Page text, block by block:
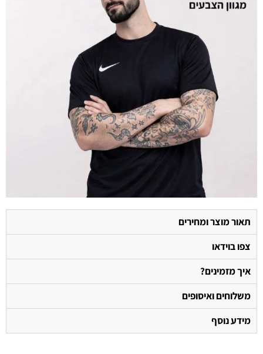
תאור מוצר ומחירים
צפו בוידאו
איך מזמינים?
משלוחים ואיסופים
מידע נוסף